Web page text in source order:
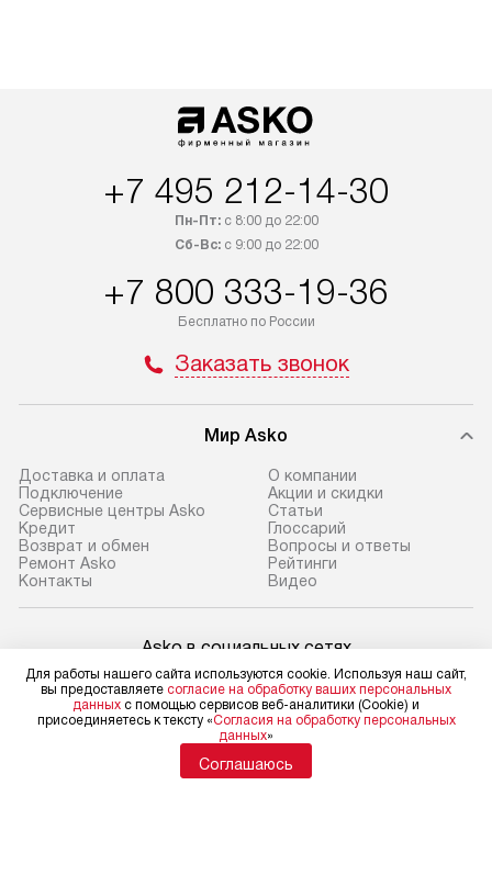
+7 495 212-14-30
Пн-Пт:с 8:00 до 22:00
Сб-Вс:с 9:00 до 22:00
+7 800 333-19-36
Бесплатно по России
Заказать звонок
Мир Asko
Доставка и оплата
Подключение
Сервисные центры Asko
Кредит
Возврат и обмен
Ремонт Asko
Контакты
О компании
Акции и скидки
Статьи
Глоссарий
Вопросы и ответы
Рейтинги
Видео
Asko в социальных сетях
Для физических лиц
shop@asko-russia.ru
Для юридических лиц
Для работы нашего сайта используются cookie. Используя наш сайт,
вы предоставляете согласие на обработку ваших персональных
данных с помощью сервисов веб-аналитики (Cookie) и
присоединяетесь к тексту «Согласия на обработку персональных
данных»
Соглашаюсь